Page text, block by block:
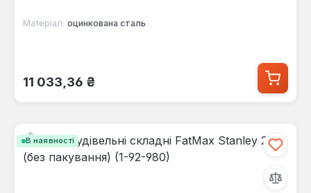
Матеріал: оцинкована сталь
Звичайна ціна:
11 033,36 ₴
В наявності